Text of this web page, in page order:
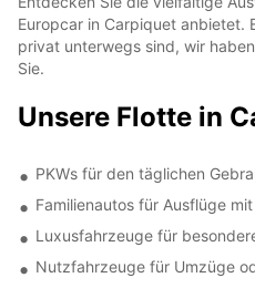
Europcar in Carpiquet anbietet.
privat unterwegs sind, wir
Sie.
Unsere Flotte in
PKWs für den täglichen
Familienautos für Ausflüge
Luxusfahrzeuge für
Nutzfahrzeuge für Umzüge